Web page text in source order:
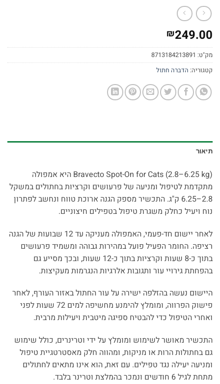
₪249.00
מק"ט: 8713184213891
קטגוריה: הדברה חתול
תיאור
Bravecto Spot-On for Cats (2.8–6.25 kg) היא אמפולה
מתקדמת לטיפול ומניעה של פרעושים וקרציות בחתולים במשקל
2.8–6.25 ק"ג. התכשיר מספק הגנה ארוכת טווח ונחשב לפתרון
נוח ויעיל כחלק משגרת טיפול בטפילים חיצוניים.
לאחר יישום חד-פעמי, האמפולה מעניקה עד 12 שבועות של הגנה
רציפה. החומר הפעיל פועל במהירות גבוהה ומשמיד פרעושים
בתוך כ-8 שעות וקרציות בתוך כ-12 שעות, ובכך מסייע גם
בהפחתת גירויי עור ותגובות אלרגיות הנגרמות מעקיצות.
היישום נעשה בהזלפה ישירה על עור החתול באזור העורף, לאחר
פישוק הפרווה, ומומלץ להימנע מחשיפה למים 72 שעות לפני
ואחרי הטיפול כדי להבטיח ספיגה מיטבית ויעילות מרבית.
התכשיר מאושר לשימוש ומומלץ על ידי וטרינרים, כולל שימוש
גם בחתולות הרות או מניקות, ומהווה חלק מאסטרטגיית טיפול
ומניעה יעילה נגד טפילים. עם זאת, הוא אינו מתאים לחתולים
מתחת לגיל 6 חודשים ונמכר בהמלצת וטרינר בלבד.